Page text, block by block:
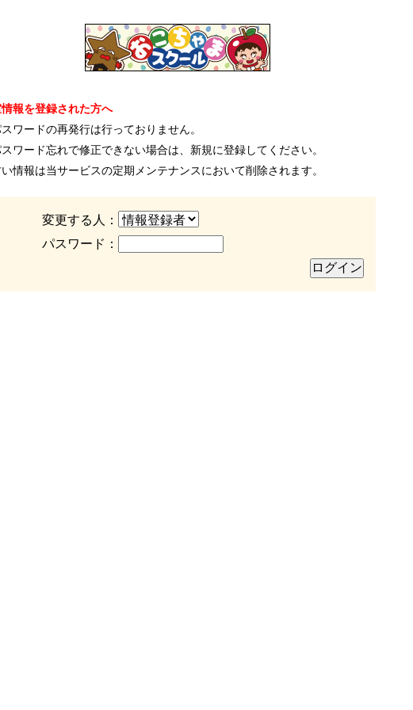
報を登録された方へ
スワードの再発行は行っておりません。
スワード忘れで修正できない場合は、新規に登録してください。
い情報は当サービスの定期メンテナンスにおいて削除されます。
変更する人：
パスワード：